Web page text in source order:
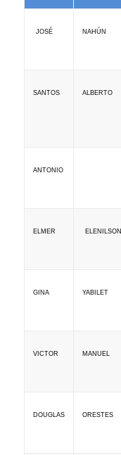
JOSÉ NAHÚN
SANTOS ALBERTO
ANTONIO
ELMER ELENILSON
GINA YABILET
VICTOR MANUEL
DOUGLAS ORESTES